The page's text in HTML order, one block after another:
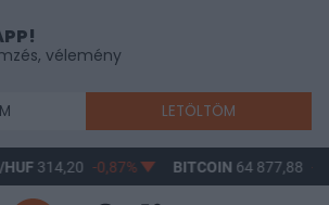
vélemény
LETÖLTÖM
314,20 -0,87% BITCOIN 64 877,88 -